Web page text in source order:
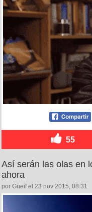
55
Así serán las olas en
ahora
por Güeif el 23 nov 2015, 08:31